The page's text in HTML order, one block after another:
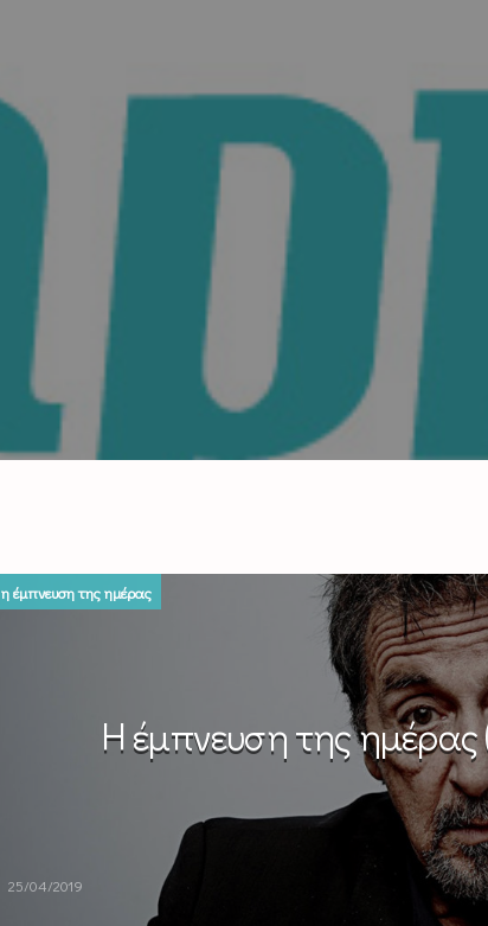
η έμπνευση της ημέρας
Η έμπνευση της
25/04/2019